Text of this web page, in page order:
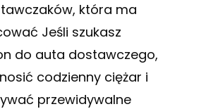
która ma
Jeśli szukasz
do auta dostawczego,
codzienny ciężar i
przewidywalne